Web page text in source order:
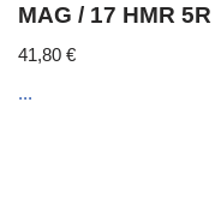
MAG / 17 HMR 5R
41,80 €
...